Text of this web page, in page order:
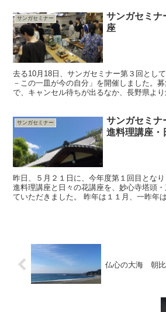
サンガセミナー
サンガセミ
座
去る10月18日、サンガセミナー第３回とし
－この一皿が今の自分」を開催しました。
で、キャンセル待ちが出るなか、長野県よ
サンガセミナー
サンガセミ
進料理講座・
昨日、５月２１日に、今年度第１回目とな
進料理講座と日々の花講座を、妙心寺塔頭
ていただきました。 昨年は１１月、一昨年
仏心の大海 朝比